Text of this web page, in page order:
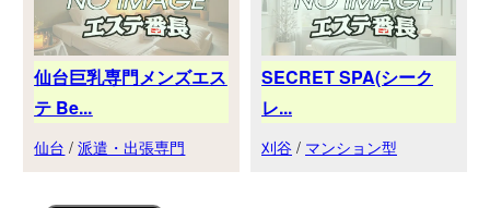
仙台巨乳専門メンズエス
テ Be...
仙台 /派遣・出張専門
SECRET SPA(シーク
レ...
刈谷 / マンション型